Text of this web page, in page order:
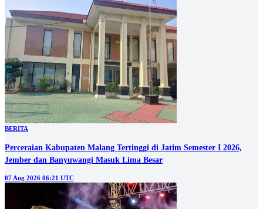
BERITA
Perceraian Kabupaten Malang Tertinggi di Jatim Semester I 2026,
Jember dan Banyuwangi Masuk Lima Besar
07 Aug 2026 06:21 UTC